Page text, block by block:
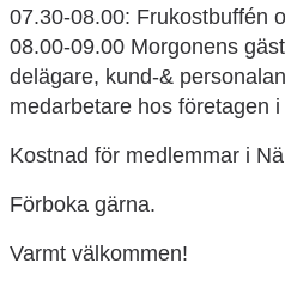
07.30-08.00: Frukostbuffén
08.00-09.00 Morgonens
delägare, kund-&
medarbetare hos företagen
Kostnad för medlemmar i
Förboka gärna.
Varmt välkommen!